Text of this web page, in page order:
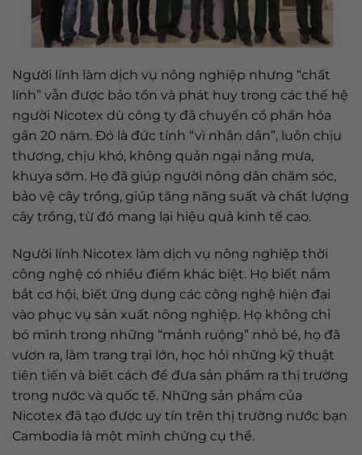
Người lính làm dịch vụ nông nghiệp nhưng “chất
lính” vẫn được bảo tồn và phát huy trong các thế hệ
người Nicotex dù công ty đã chuyển cổ phần hóa
gần 20 năm. Đó là đức tính “vì nhân dân”, luôn chịu
thương, chịu khó, không quản ngại nắng mưa,
khuya sớm. Họ đã giúp người nông dân chăm sóc,
bảo vệ cây trồng, giúp tăng năng suất và chất lượng
cây trồng, từ đó mang lại hiệu quả kinh tế cao.
Người lính Nicotex làm dịch vụ nông nghiệp thời
công nghệ có nhiều điểm khác biệt. Họ biết nắm
bắt cơ hội, biết ứng dụng các công nghệ hiện đại
vào phục vụ sản xuất nông nghiệp. Họ không chỉ
bó mình trong những “mảnh ruộng” nhỏ bé, họ đã
vươn ra, làm trang trại lớn, học hỏi những kỹ thuật
tiên tiến và biết cách để đưa sản phẩm ra thị trường
trong nước và quốc tế. Những sản phẩm của
Nicotex đã tạo được uy tín trên thị trường nước bạn
Cambodia là một minh chứng cụ thể.